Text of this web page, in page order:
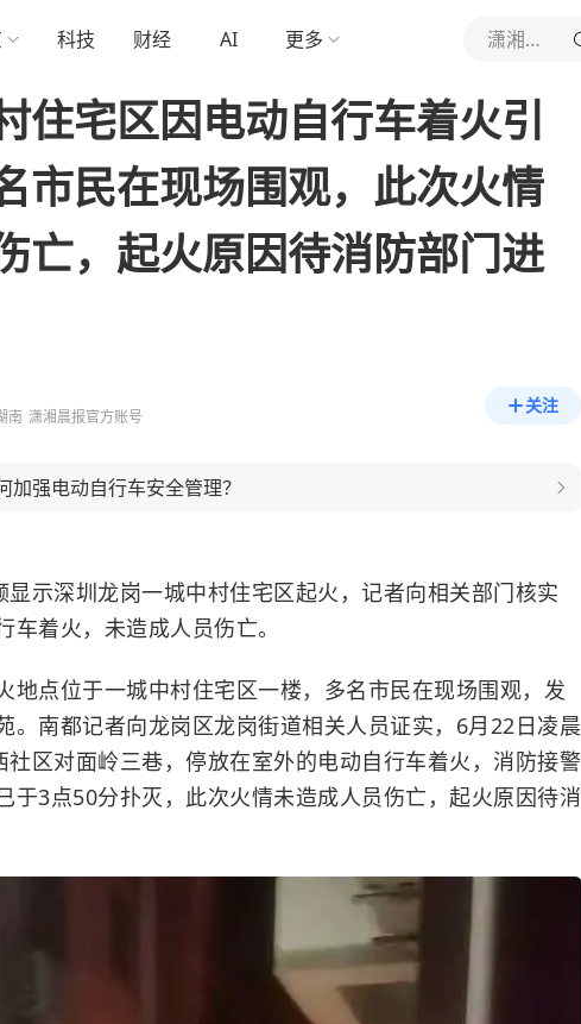
科技 财经 AI 更多 潇湘晨报
住宅区因电动自行车着火引
市民在现场围观，此次火情
亡，起火原因待消防部门进
南 潇湘晨报官方账号
关注
加强电动自行车安全管理？
示深圳龙岗一城中村住宅区起火，记者向相关部门核实
着火，未造成人员伤亡。
地点位于一城中村住宅区一楼，多名市民在现场围观，发
。南都记者向龙岗区龙岗街道相关人员证实，6月22日凌晨
区对面岭三巷，停放在室外的电动自行车着火，消防接警
于3点50分扑灭，此次火情未造成人员伤亡，起火原因待消